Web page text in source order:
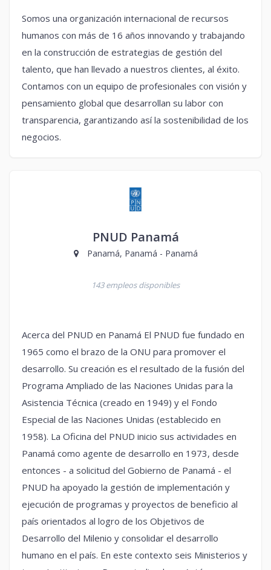
Somos una organización internacional de recursos
humanos con más de 16 años innovando y trabajando
en la construcción de estrategias de gestión del
talento, que han llevado a nuestros clientes, al éxito.
Contamos con un equipo de profesionales con visión y
pensamiento global que desarrollan su labor con
transparencia, garantizando así la sostenibilidad de los
negocios.
PNUD Panamá
Panamá, Panamá - Panamá
143 empleos disponibles
Acerca del PNUD en Panamá El PNUD fue fundado en
1965 como el brazo de la ONU para promover el
desarrollo. Su creación es el resultado de la fusión del
Programa Ampliado de las Naciones Unidas para la
Asistencia Técnica (creado en 1949) y el Fondo
Especial de las Naciones Unidas (establecido en
1958). La Oficina del PNUD inicio sus actividades en
Panamá como agente de desarrollo en 1973, desde
entonces - a solicitud del Gobierno de Panamá - el
PNUD ha apoyado la gestión de implementación y
ejecución de programas y proyectos de beneficio al
país orientados al logro de los Objetivos de
Desarrollo del Milenio y consolidar el desarrollo
humano en el país. En este contexto seis Ministerios y